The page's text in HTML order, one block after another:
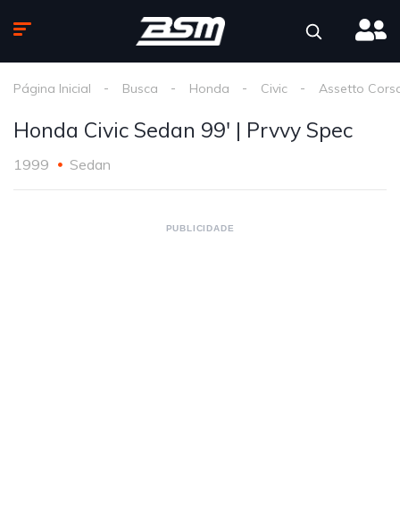
Página Inicial Busca Honda Civic Assetto
Honda Civic Sedan 99' | Prvvy Spec
1999 Sedan
PUBLICIDADE